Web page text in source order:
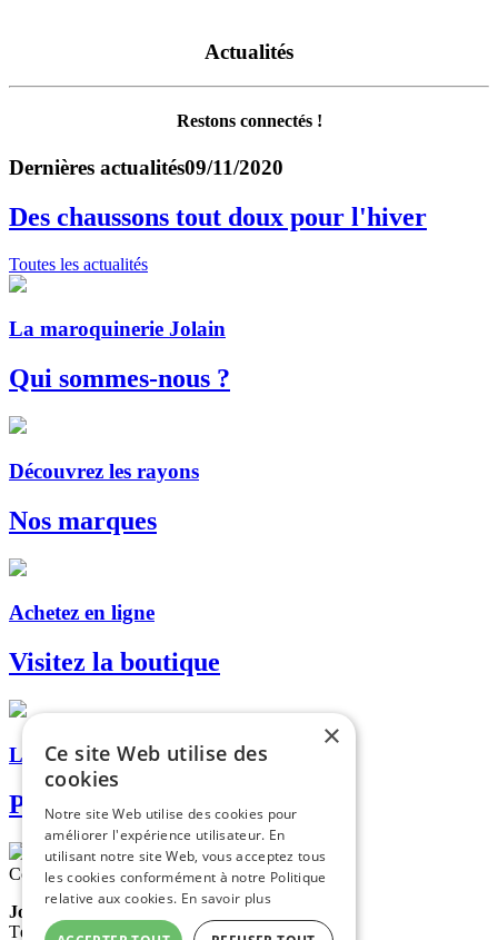
Actualités
Restons connectés !
Dernières actualités09/11/2020
Des chaussons tout doux pour l'hiver
Toutes les actualités
La maroquinerie Jolain
Qui sommes-nous ?
Découvrez les rayons
Nos marques
Achetez en ligne
Visitez la boutique
Livraison, retrait en magasin...
Paiement sécurisé
Contactez-nous
Jolain
Tél. : 05 65 60 09 65
×
Ce site Web utilise des
cookies
Notre site Web utilise des cookies pour
améliorer l'expérience utilisateur. En
utilisant notre site Web, vous acceptez tous
les cookies conformément à notre Politique
relative aux cookies. En savoir plus